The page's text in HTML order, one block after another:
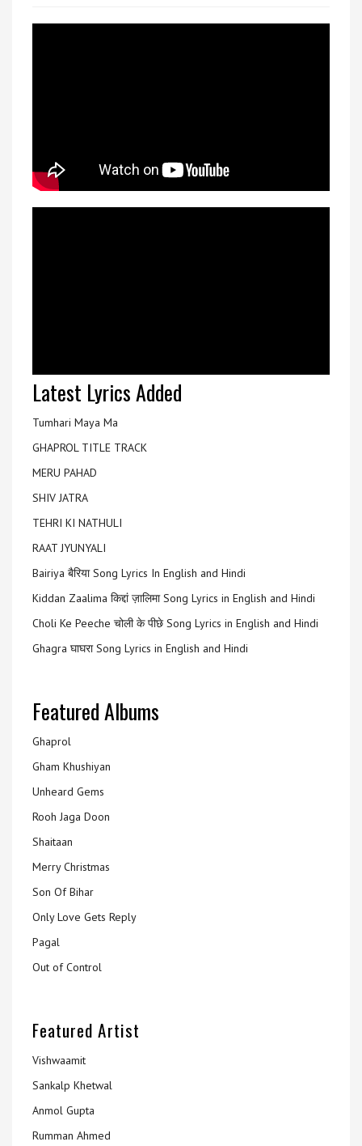
Latest Lyrics Added
Tumhari Maya Ma
GHAPROL TITLE TRACK
MERU PAHAD
SHIV JATRA
TEHRI KI NATHULI
RAAT JYUNYALI
Bairiya बैरिया Song Lyrics In English and Hindi
Kiddan Zaalima किद्दां ज़ालिमा Song Lyrics in English and Hindi
Choli Ke Peeche चोली के पीछे Song Lyrics in English and Hindi
Ghagra घाघरा Song Lyrics in English and Hindi
Featured Albums
Ghaprol
Gham Khushiyan
Unheard Gems
Rooh Jaga Doon
Shaitaan
Merry Christmas
Son Of Bihar
Only Love Gets Reply
Pagal
Out of Control
Featured Artist
Vishwaamit
Sankalp Khetwal
Anmol Gupta
Rumman Ahmed